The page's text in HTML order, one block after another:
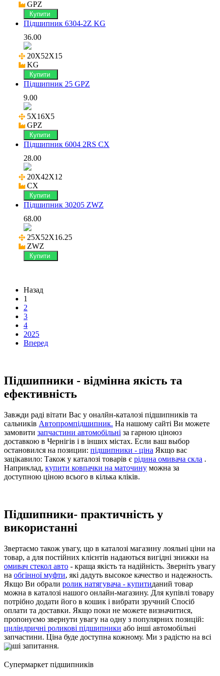
GPZ
Купити
Підшипник 6304-2Z KG
36.00
20X52X15
KG
Купити
Підшипник 25 GPZ
9.00
5X16X5
GPZ
Купити
Підшипник 6004 2RS CX
28.00
20X42X12
CX
Купити
Підшипник 30205 ZWZ
68.00
25X52X16.25
ZWZ
Купити
Назад
1
2
3
4
2025
Вперед
Підшипники - відмінна якість та
ефективність
Завжди раді вітати Вас у оналйн-каталозі підшипників та
сальників Автопромпідшипник. На нашому сайті Ви можете
замовити запчастини автомобільні за гарною ціноюз
доставкою в Чернігів і в інших містах. Если ваш выбор
остановился на позиции: підшипники - ціна Якщо вас
зацікавило: Також у каталозі товарів є рідина омивача скла .
Наприклад, купити ковпачки на маточину можна за
доступною ціною всього в кілька кліків.
Підшипники- практичність у
використанні
Звертаємо також увагу, що в каталозі магазину лояльні ціни на
товар, а для постійних клієнтів надаються вигідні знижки на
омивач стекол авто - краща якість та надійність. Зверніть увагу
на обгінної муфти, які дадуть высокое качество и надежность.
Якщо Ви обрали ролик натягувача - купитиданий товар
можна в каталозі нашого онлайн-магазину. Для купівлі товару
потрібно додати його в кошик і вибрати зручний Спосіб
оплати та доставки. Якщо поки не можете визначитися,
пропонуємо звернути увагу на одну з популярних позицій:
циліндричні роликові підшипники або інші автомобільні
запчастини. Ціна буде доступна кожному. Ми з радістю на всі
Ваші запитання.
Cупермаркет підшипників